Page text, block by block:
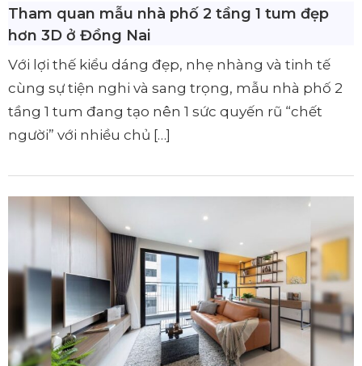
Tham quan mẫu nhà phố 2 tầng 1 tum đẹp
hơn 3D ở Đồng Nai
Với lợi thế kiểu dáng đẹp, nhẹ nhàng và tinh tế
cùng sự tiện nghi và sang trọng, mẫu nhà phố 2
tầng 1 tum đang tạo nên 1 sức quyến rũ “chết
người” với nhiều chủ […]